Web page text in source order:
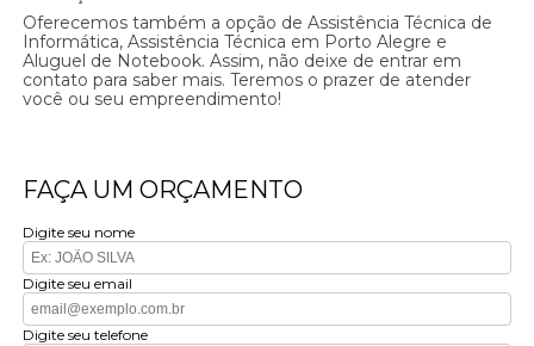
Oferecemos também a opção de Assistência Técnica de
Informática, Assistência Técnica em Porto Alegre e
Aluguel de Notebook. Assim, não deixe de entrar em
contato para saber mais. Teremos o prazer de atender
você ou seu empreendimento!
FAÇA UM ORÇAMENTO
Digite seu nome
Digite seu email
Digite seu telefone